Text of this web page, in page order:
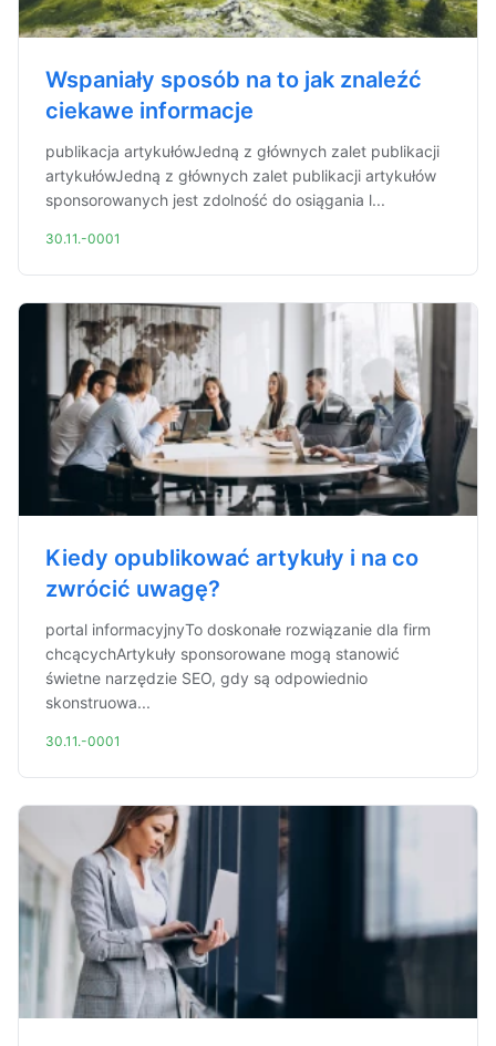
Wspaniały sposób na to jak znaleźć
ciekawe informacje
publikacja artykułówJedną z głównych zalet publikacji
artykułówJedną z głównych zalet publikacji artykułów
sponsorowanych jest zdolność do osiągania l...
30.11.-0001
Kiedy opublikować artykuły i na co
zwrócić uwagę?
portal informacyjnyTo doskonałe rozwiązanie dla firm
chcącychArtykuły sponsorowane mogą stanowić
świetne narzędzie SEO, gdy są odpowiednio
skonstruowa...
30.11.-0001